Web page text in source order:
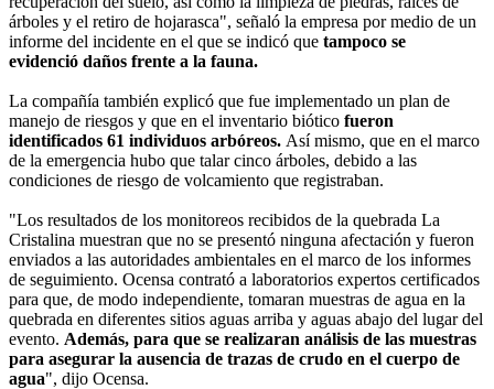
árboles y el retiro de hojarasca", señaló la empresa por medio de un
informe del incidente en el que se indicó que tampoco se
evidenció daños frente a la fauna.
La compañía también explicó que fue implementado un plan de
manejo de riesgos y que en el inventario biótico fueron
identificados 61 individuos arbóreos. Así mismo, que en el marco
de la emergencia hubo que talar cinco árboles, debido a las
condiciones de riesgo de volcamiento que registraban.
"Los resultados de los monitoreos recibidos de la quebrada La
Cristalina muestran que no se presentó ninguna afectación y fueron
enviados a las autoridades ambientales en el marco de los informes
de seguimiento. Ocensa contrató a laboratorios expertos certificados
para que, de modo independiente, tomaran muestras de agua en la
quebrada en diferentes sitios aguas arriba y aguas abajo del lugar del
evento. Además, para que se realizaran análisis de las muestras
para asegurar la ausencia de trazas de crudo en el cuerpo de
agua", dijo Ocensa.